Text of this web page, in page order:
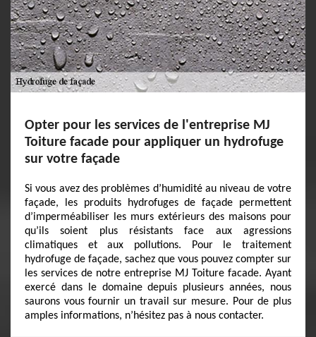
Opter pour les services de l'entreprise MJ
Toiture facade pour appliquer un hydrofuge
sur votre façade
Si vous avez des problèmes d’humidité au niveau de votre
façade, les produits hydrofuges de façade permettent
d’imperméabiliser les murs extérieurs des maisons pour
qu’ils soient plus résistants face aux agressions
climatiques et aux pollutions. Pour le traitement
hydrofuge de façade, sachez que vous pouvez compter sur
les services de notre entreprise MJ Toiture facade. Ayant
exercé dans le domaine depuis plusieurs années, nous
saurons vous fournir un travail sur mesure. Pour de plus
amples informations, n’hésitez pas à nous contacter.